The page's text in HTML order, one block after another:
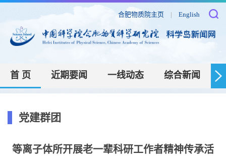
合肥物质院主页 | English
首 页 近期要闻 一线动态 综合新闻
党建群团
等离子体所开展老一辈科研工作者精神传承活